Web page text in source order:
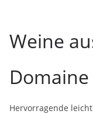
Weine
D
Hervorragende